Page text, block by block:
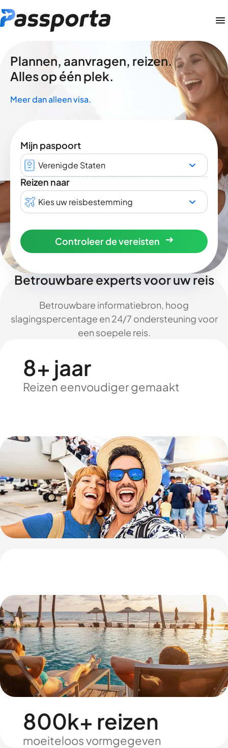
Plannen, aanvragen, reizen.
Alles op één plek.
Meer dan alleen visa.
Mijn paspoort
Verenigde Staten
Reizen naar
Kies uw reisbestemming
Controleer de vereisten
Betrouwbare experts voor uw reis
Betrouwbare informatiebron, hoog
slagingspercentage en 24/7 ondersteuning voor
een soepele reis.
8+ jaar
Reizen eenvoudiger gemaakt
800k+ reizen
moeiteloos vormgegeven